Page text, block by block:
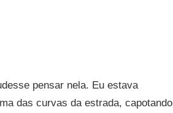
pensar nela. Eu estava
das curvas da estrada, capotando